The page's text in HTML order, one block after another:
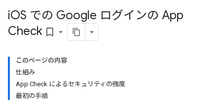
iOS での Google ログインの App
Check bookmark_border
このページの内容
仕組み
App Check によるセキュリティの強度
最初の手順